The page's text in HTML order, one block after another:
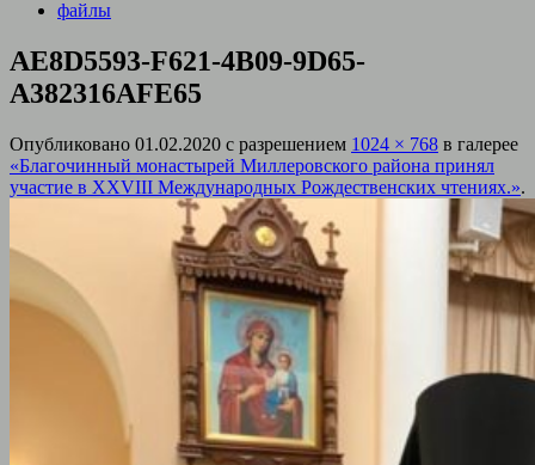
файлы
AE8D5593-F621-4B09-9D65-
A382316AFE65
Опубликовано 01.02.2020 с разрешением 1024 × 768 в галерее
«Благочинный монастырей Миллеровского района принял
участие в XXVIII Международных Рождественских чтениях.».